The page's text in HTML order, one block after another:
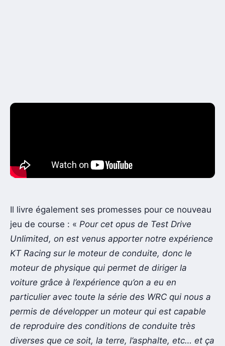
Il livre également ses promesses pour ce nouveau
jeu de course : « Pour cet opus de Test Drive
Unlimited, on est venus apporter notre expérience
KT Racing sur le moteur de conduite, donc le
moteur de physique qui permet de diriger la
voiture grâce à l’expérience qu’on a eu en
particulier avec toute la série des WRC qui nous a
permis de développer un moteur qui est capable
de reproduire des conditions de conduite très
diverses que ce soit, la terre, l’asphalte, etc… et ça